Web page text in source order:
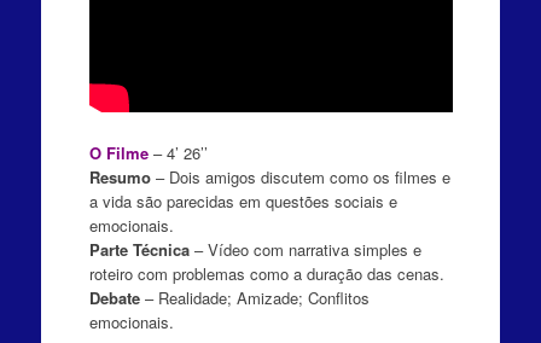
O Filme– 4’ 26’’
Resumo– Dois amigos discutem como os filmes e
a vida são parecidas em questões sociais e
emocionais.
Parte Técnica– Vídeo com narrativa simples e
roteiro com problemas como a duração das cenas.
Debate– Realidade; Amizade; Conflitos
emocionais.